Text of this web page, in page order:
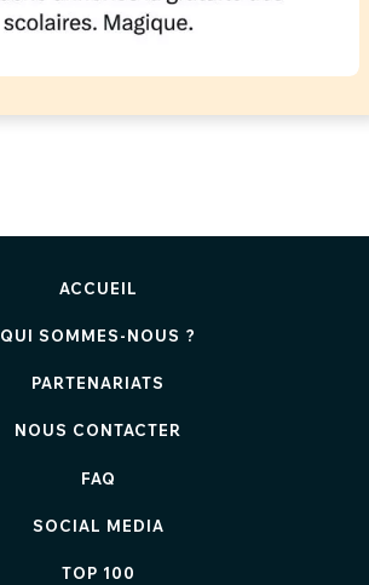
ACCUEIL
QUI SOMMES-NOUS ?
PARTENARIATS
NOUS CONTACTER
FAQ
SOCIAL MEDIA
TOP 100